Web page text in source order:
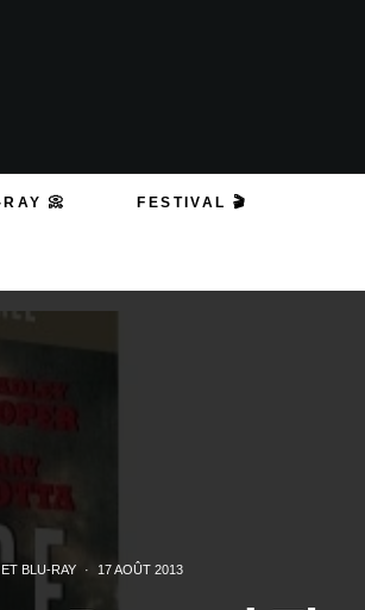
📀 FESTIVAL 🎬
BLU-RAY · 17 AOÛT 2013